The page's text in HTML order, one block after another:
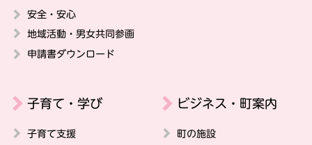
安全・安心
地域活動・男女共同参画
申請書ダウンロード
子育て・学び
子育て支援
ビジネス・町案内
町の施設